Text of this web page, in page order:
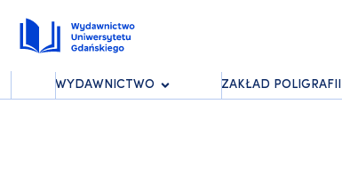
WYDAWNICTWO ZAKŁAD POLIGRAFII